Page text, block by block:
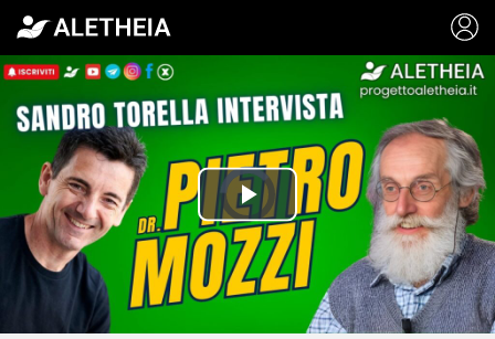
Video
Player
is
loading.Play
Video